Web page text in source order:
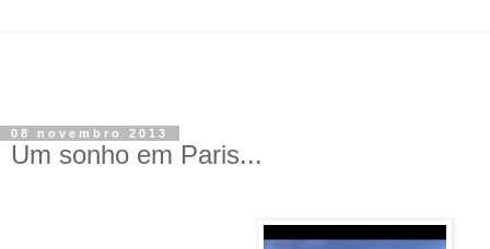
08 novembro 2013
Um sonho em Paris...